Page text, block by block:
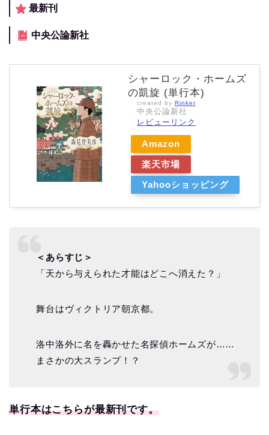
最新刊
中央公論新社
シャーロック・ホームズ
の凱旋 (単行本)
created by Rinker
中央公論新社
レビューリンク
Amazon
楽天市場
Yahooショッピング
＜あらすじ＞
「天から与えられた才能はどこへ消えた？」
舞台はヴィクトリア朝京都。
洛中洛外に名を轟かせた名探偵ホームズが……
まさかの大スランプ！？
単行本はこちらが最新刊です。